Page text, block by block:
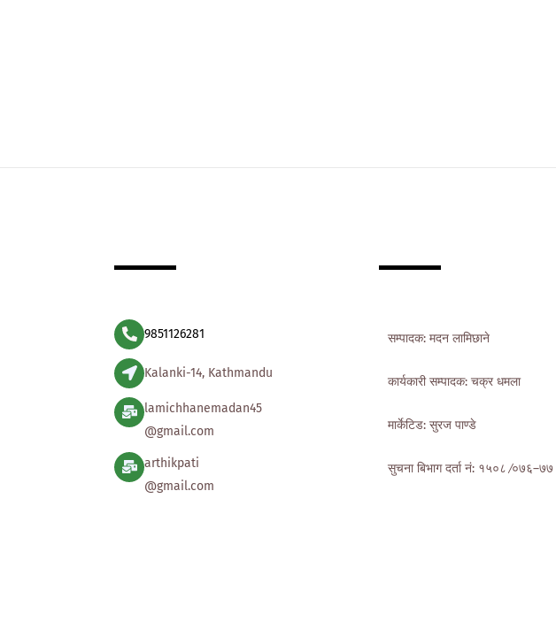
9851126281
Kalanki-14, Kathmandu
lamichhanemadan45
@gmail.com
arthikpati
@gmail.com
सम्पादक: मदन लामिछाने
कार्यकारी सम्पादक: चक्र धमला
मार्केटिड: सुरज पाण्डे
सुचना बिभाग दर्ता नं: १५०८ ∕०७६–७७